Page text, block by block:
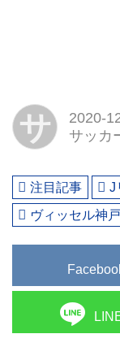
サ
2020-
サッカ
注目記事 J
ヴィッセル神戸